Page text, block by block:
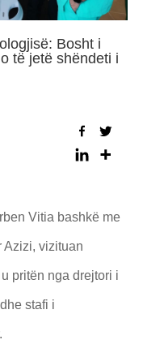
Bosht i
të jetë shëndeti i
Vitia bashkë me
Azizi, vizituan
pritën nga drejtori i
stafi i